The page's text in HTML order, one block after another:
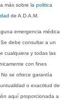
más sobrela politica
de A.D.A.M.
emergencia médica
debe consultar a un
cualquiera y todas las
con fines
se ofrece garantía
o exactitud de
aquí proporcionada a